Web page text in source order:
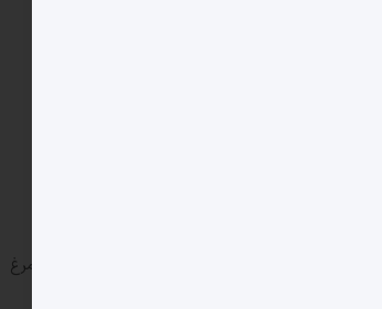
باشد این غذا خوشمزه تر است.
می کنیم این غذا را درست کنید تا طعم بسیار خوب مرغ